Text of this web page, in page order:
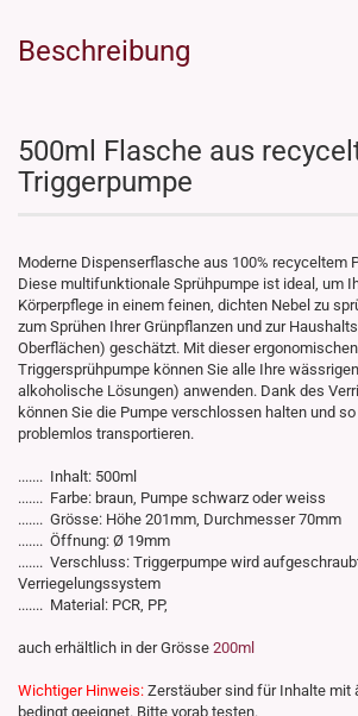
Beschreibung
500ml Flasche aus
Triggerpumpe
Moderne Dispenserflasche aus 100% recyceltem
Diese multifunktionale Sprühpumpe ist ideal, um
Körperpflege in einem feinen, dichten Nebel zu
zum Sprühen Ihrer Grünpflanzen und zur
Oberflächen) geschätzt. Mit dieser
Triggersprühpumpe können Sie alle Ihre
alkoholische Lösungen) anwenden. Dank des
können Sie die Pumpe verschlossen halten und
problemlos transportieren.
....... Inhalt: 500ml
....... Farbe: braun, Pumpe schwarz oder weiss
....... Grösse: Höhe 201mm, Durchmesser 70mm
....... Öffnung: Ø 19mm
....... Verschluss: Triggerpumpe wird
Verriegelungssystem
....... Material: PCR, PP,
auch erhältlich in der Grösse 200ml
Wichtiger Hinweis: Zerstäuber sind für Inhalte mit
bedingt geeignet. Bitte vorab testen.